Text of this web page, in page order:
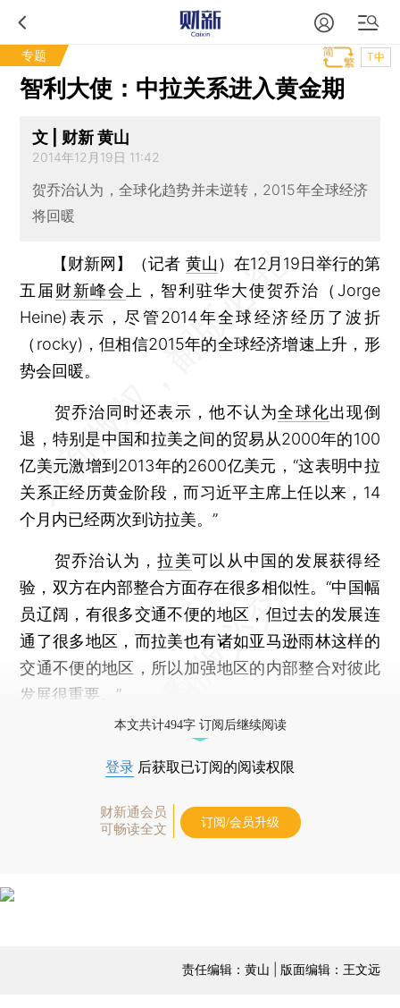
专题 T中
智利大使：中拉关系进入黄金期
文 | 财新 黄山
2014年12月19日 11:42
贺乔治认为，全球化趋势并未逆转，2015年全球经济
将回暖
【财新网】（记者 黄山 ） 在12月19日举行的第
五届财新峰会 上，智利驻华大使贺乔治（Jorge
Heine)表示，尽管2014年全球经济经历了波折
（rocky)，但相信2015年的全球经济增速上升，形
势会回暖。
贺乔治同时还表示，他不认为全球化出现倒
退，特别是中国和拉美之间的贸易从2000年的100
亿美元激增到2013年的2600亿美元，“这表明中拉
关系正经历黄金阶段，而习近平主席上任以来，14
个月内已经两次到访拉美。”
贺乔治认为，拉美可以从中国的发展获得经
验，双方在内部整合方面存在很多相似性。“中国幅
员辽阔，有很多交通不便的地区，但过去的发展连
通了很多地区，而拉美也有诸如亚马逊雨林这样的
交通不便的地区，所以加强地区的内部整合对彼此
发展很重要。”
本文共计494字 订阅后继续阅读
登录 后获取已订阅的阅读权限
财新通会员
可畅读全文
订阅/会员升级
责任编辑：黄山 | 版面编辑：王文远